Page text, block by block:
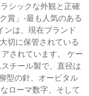
シックな外観と正確
賞」-最も人気のある
ンは、現在ブランド
切に保管されている
されています。 ケー
チール製で、直径は
型の針、オービタル
ローマ数字、そして